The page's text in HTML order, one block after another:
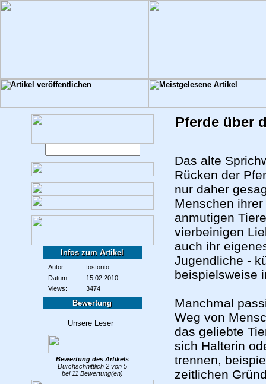
Infos zum Artikel
Autor:
fosforito
Datum:
15.02.2010
Views:
3474
Bewertung
Bewertung des Artikels
Durchschnittlich 2 von 5
bei 11 Bewertung(en)
Pferde über
Das alte
Rücken der
nur daher
Menschen
anmutigen
vierbeinigen
auch ihr
Jugendliche -
beispielsweise
Manchmal
Weg von
das geliebte
sich Halterin
trennen,
zeitlichen